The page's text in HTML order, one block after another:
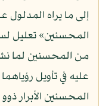
إلى ما يراه المدلول
المحسنين» تعليل
من المحسنين لما
عليه في تأويل
المحسنين الأبرار